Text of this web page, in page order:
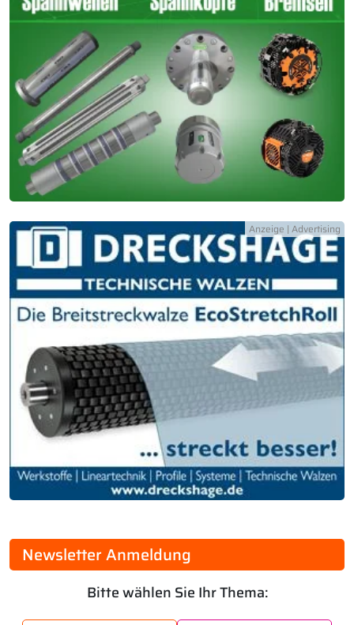
Newsletter Anmeldung
Bitte wählen Sie Ihr Thema: